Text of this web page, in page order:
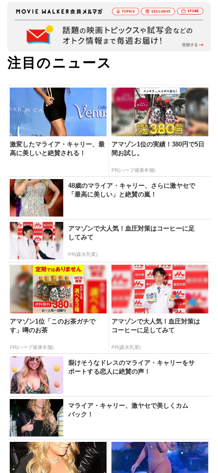
注目のニュース
激変したマライア・キャリー、最
高に美しいと絶賛される！
アマゾン1位の実績！380円で5日
間お試し。
PR(ハーブ健康本舗)
48歳のマライア・キャリー、さらに激ヤセで
「最高に美しい」と絶賛の嵐！
アマゾンで大人気！血圧対策はコーヒーに足
してみて
PR(森永乳業)
アマゾン1位「このお茶ガチで
す」噂のお茶
PR(ハーブ健康本舗)
アマゾンで大人気！血圧対策は
コーヒーに足してみて
PR(森永乳業)
裂けそうなドレスのマライア・キャリーをサ
ポートする恋人に絶賛の声！
マライア・キャリー、激ヤセで美しくカム
バック！